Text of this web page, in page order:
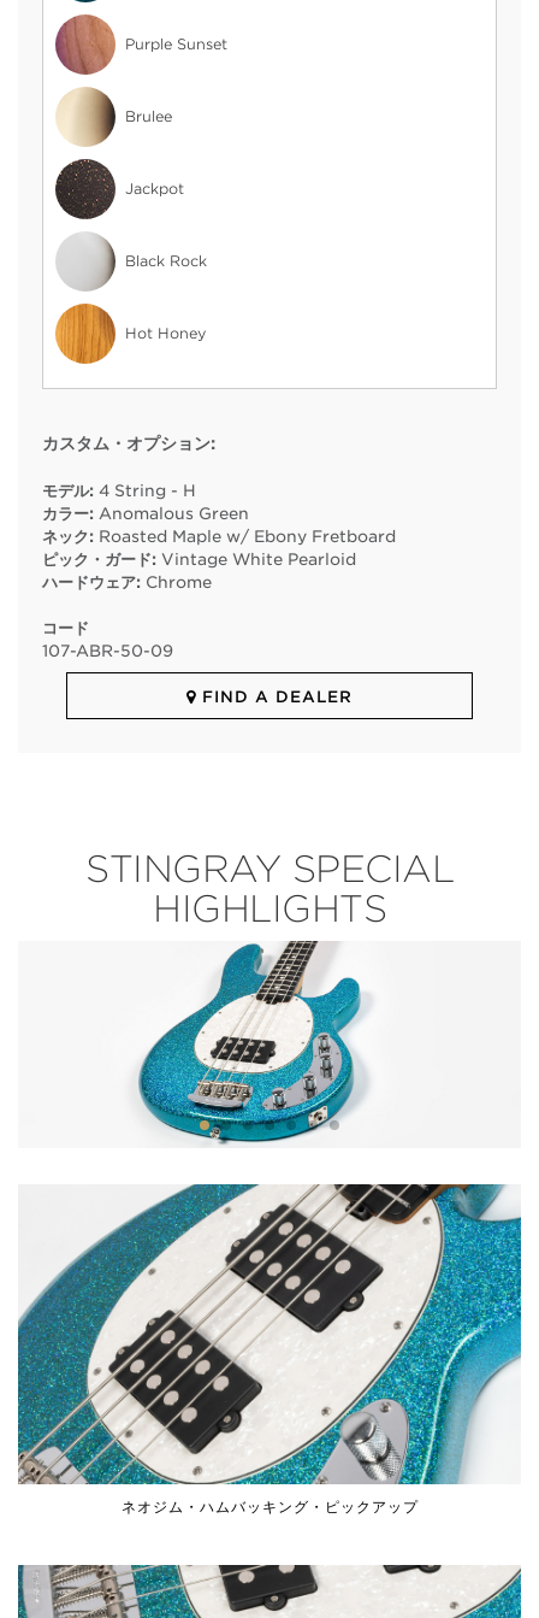
Purple Sunset
Brulee
Jackpot
Black Rock
Hot Honey
カスタム・オプション:
モデル: 4 String - H
カラー: Anomalous Green
ネック: Roasted Maple w/ Ebony Fretboard
ピック・ガード: Vintage White Pearloid
ハードウェア: Chrome
コード
107-ABR-50-09
FIND A DEALER
STINGRAY SPECIAL
HIGHLIGHTS
ネオジム・ハムバッキング・ピックアップ